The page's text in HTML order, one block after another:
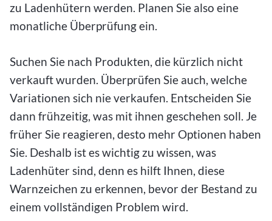
zu Ladenhütern werden. Planen Sie also eine
monatliche Überprüfung ein.
Suchen Sie nach Produkten, die kürzlich nicht
verkauft wurden. Überprüfen Sie auch, welche
Variationen sich nie verkaufen. Entscheiden Sie
dann frühzeitig, was mit ihnen geschehen soll. Je
früher Sie reagieren, desto mehr Optionen haben
Sie. Deshalb ist es wichtig zu wissen, was
Ladenhüter sind, denn es hilft Ihnen, diese
Warnzeichen zu erkennen, bevor der Bestand zu
einem vollständigen Problem wird.